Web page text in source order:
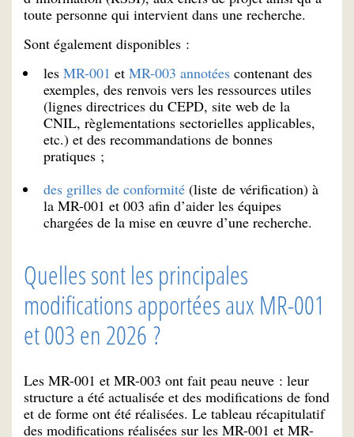
toute personne qui intervient dans une recherche.
Sont également disponibles :
les MR-001 et MR-003 annotées contenant des
exemples, des renvois vers les ressources utiles
(lignes directrices du CEPD, site web de la
CNIL, règlementations sectorielles applicables,
etc.) et des recommandations de bonnes
pratiques ;
des grilles de conformité (liste de vérification) à
la MR-001 et 003 afin d’aider les équipes
chargées de la mise en œuvre d’une recherche.
Quelles sont les principales
modifications apportées aux MR-001
et 003 en 2026 ?
Les MR-001 et MR-003 ont fait peau neuve : leur
structure a été actualisée et des modifications de fond
et de forme ont été réalisées. Le tableau récapitulatif
des modifications réalisées sur les MR-001 et MR-